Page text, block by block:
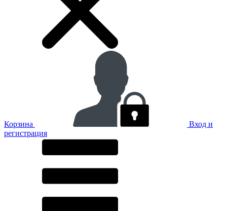
Корзина
Вход и
регистрация